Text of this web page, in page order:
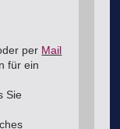
per Mail
für ein
Sie